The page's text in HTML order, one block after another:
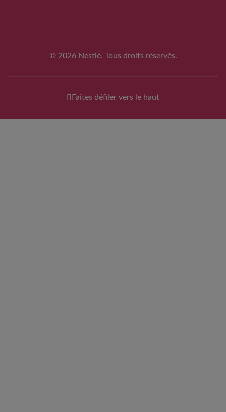
© 2026 Nestlé. Tous droits réservés.
Faites défiler vers le haut